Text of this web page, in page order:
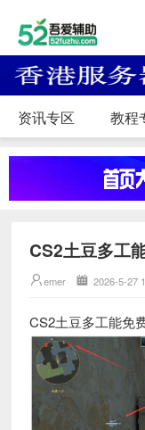
资讯专区 教程
CS2土豆多工
emer 2026-5-27
CS2土豆多工能免